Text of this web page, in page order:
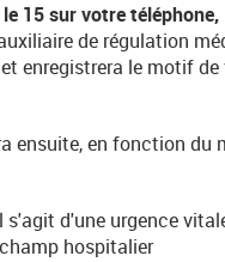
15 sur votre téléphone,
de régulation
enregistrera le motif de
ensuite, en fonction du
s'agit d'une urgence
hospitalier